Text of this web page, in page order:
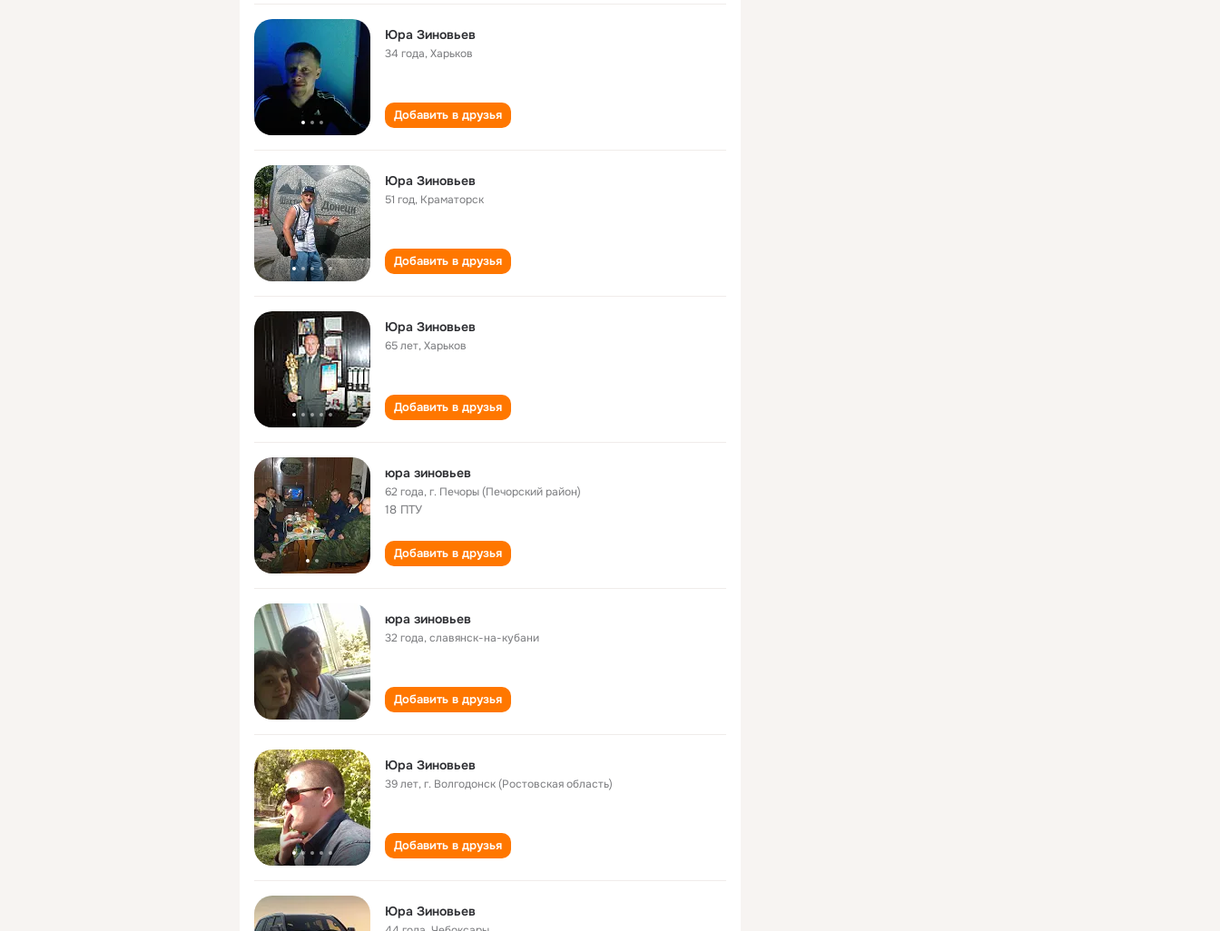
Юра Зиновьев
34 года,Харьков
Добавить в друзья
Юра Зиновьев
51 год, Краматорск
Добавить в друзья
Юра Зиновьев
65 лет,Харьков
Добавить в друзья
юра зиновьев
62 года,г. Печоры (Печорский район)
18 ПТУ
Добавить в друзья
юра зиновьев
32 года,славянск-на-кубани
Добавить в друзья
Юра Зиновьев
39 лет,г. Волгодонск (Ростовская область)
Добавить в друзья
Юра Зиновьев